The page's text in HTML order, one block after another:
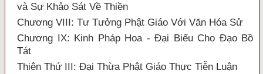
và Sự Khảo Sát Về Thiền
Chương VIII: Tư Tưởng Phật Giáo Với Văn Hóa Sử
Chương IX: Kinh Pháp Hoa - Đại Biểu Cho Đạo Bồ
Tát
Thiên Thứ III: Đại Thừa Phật Giáo Thực Tiễn Luận